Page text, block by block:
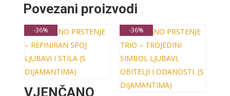
Povezani proizvodi
-36%
VJENČANO
-36%